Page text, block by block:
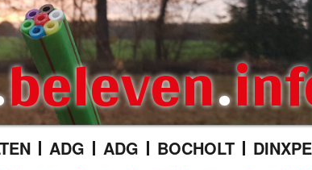
beleven.
ADG ADG BOCHOLT